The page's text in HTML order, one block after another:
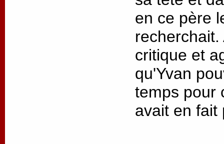
en ce père
critique et
qu'Yvan
temps pour
avait en fait